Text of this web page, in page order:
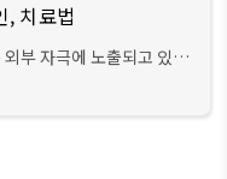
, 치료법
부 자극에 노출되고 있는
다. 그러나 피부의 민감도
에 특정 물질에 더욱 민감